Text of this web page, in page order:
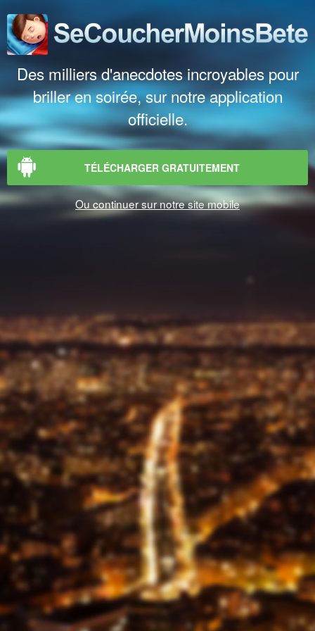
Des milliers d'anecdotes incroyables pour
briller en soirée, sur notre application
officielle.
TÉLÉCHARGER GRATUITEMENT
Ou continuer sur notre site mobile